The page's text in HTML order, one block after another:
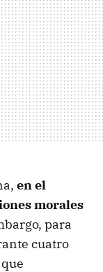
en el
morales
para
cuatro